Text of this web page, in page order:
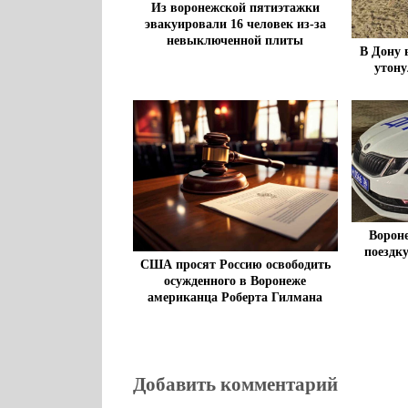
Из воронежской пятиэтажки
эвакуировали 16 человек из-за
невыключенной плиты
В Дону
США просят Россию освободить
осужденного в Воронеже
американца Роберта Гилмана
Добавить комментарий